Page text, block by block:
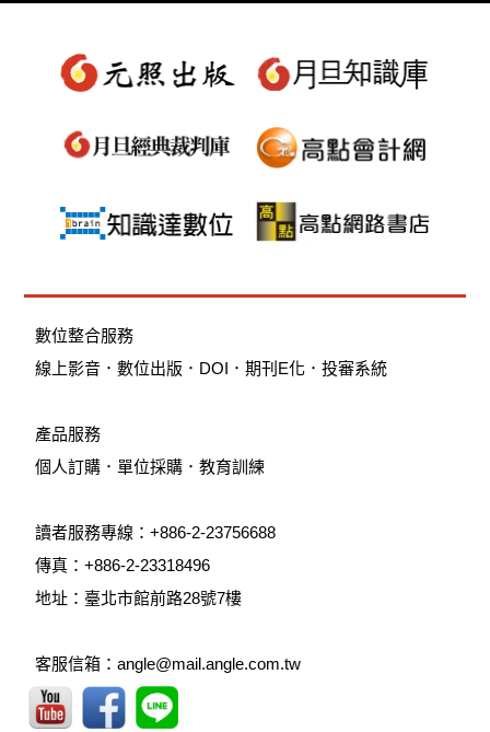
數位整合服務
線上影音 ．數位出版 ． DOI ．期刊E化 ．投審系統
產品服務
個人訂購 ．單位採購 ．教育訓練
讀者服務專線：+886-2-23756688
傳真：+886-2-23318496
地址：臺北市館前路28號7樓
客服信箱：angle@mail.angle.com.tw